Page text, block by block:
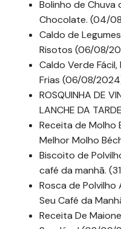
Bolinho de Chuva
Chocolate. (04/
Caldo de
Risotos (06/08/
Caldo Verde
Frias (06/08/
ROSQUINHA DE
LANCHE DA
Receita de Molho
Melhor Molho
Biscoito de
café da manhã.
Rosca de Polvilho
Seu Café da
Receita De